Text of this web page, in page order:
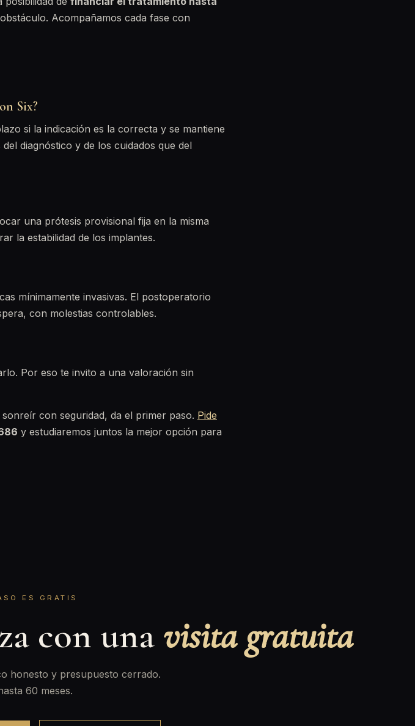
Acompañamos cada fase con
Six?
si la indicación es la correcta y se mantiene
diagnóstico y de los cuidados que del
una prótesis provisional fija en la misma
la estabilidad de los implantes.
mínimamente invasivas. El postoperatorio
con molestias controlables.
Por eso te invito a una valoración sin
con seguridad, da el primer paso. Pide
y estudiaremos juntos la mejor opción para
ES GRATIS
con una visita gratuita
honesto y presupuesto cerrado.
60 meses.